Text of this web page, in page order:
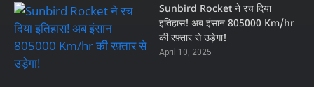
Sunbird Rocket ने रच दिया
इतिहास! अब इंसान 805000 Km/hr
की रफ़्तार से उड़ेगा!
April 10, 2025